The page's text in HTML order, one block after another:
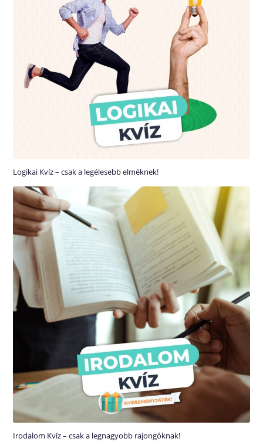
Logikai Kvíz – csak a legélesebb elméknek!
Irodalom Kvíz – csak a legnagyobb rajongóknak!